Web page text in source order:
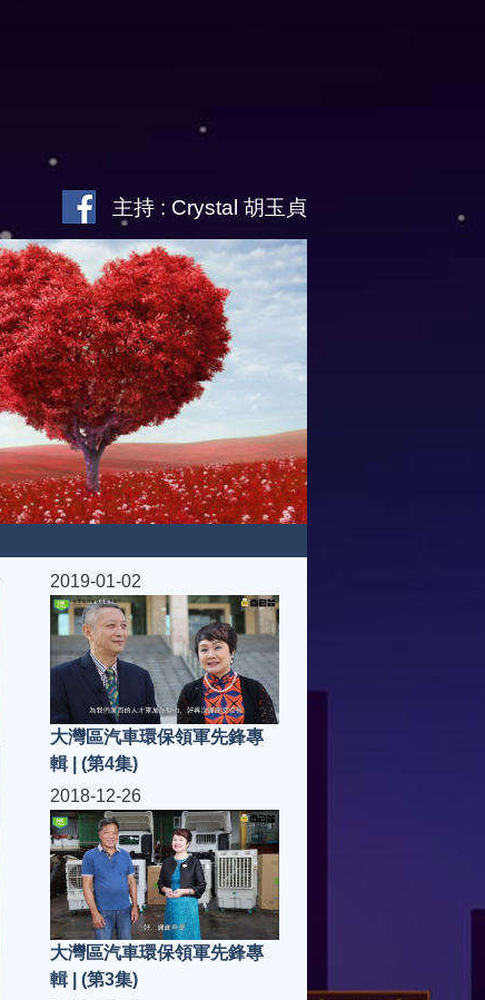
主持 : Crystal 胡玉貞
2019-01-02
大灣區汽車環保領軍先鋒專
輯 | (第4集)
2018-12-26
大灣區汽車環保領軍先鋒專
輯 | (第3集)